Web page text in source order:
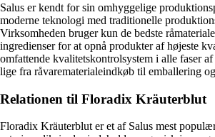
Salus er kendt for sin omhyggelige
moderne teknologi med traditionelle
Virksomheden bruger kun de bedste
ingredienser for at opnå produkter af højeste
omfattende kvalitetskontrolsystem i alle faser
lige fra råvarematerialeindkøb til emballering
Relationen til Floradix Kräuterblut
Floradix Kräuterblut er et af Salus mest